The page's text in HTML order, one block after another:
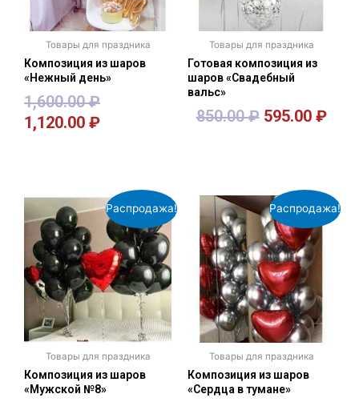
Товары для праздника
Композиция из шаров
«Нежный день»
1,600.00₽
1,120.00 ₽
Товары для праздника
Готовая композиция из
шаров «Свадебный
вальс»
850.00₽ 595.00 ₽
Распродажа!
Товары для праздника
Композиция из шаров
«Мужской №8»
Распродажа!
Товары для праздника
Композиция из шаров
«Сердца в тумане»